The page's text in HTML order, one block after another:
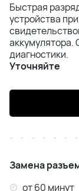
Samsung
Samsung
Быстрая
устройства
аккумулятора.
диагностики.
Уточняйте
Замена
от 60 минут